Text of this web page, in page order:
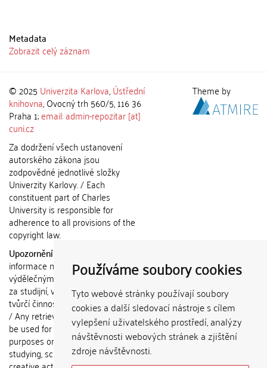
Používáme soubory cookies
Tyto webové stránky používají soubory
cookies a další sledovací nástroje s cílem
vylepšení uživatelského prostředí, analýzy
návštěvnosti webových stránek a zjištění
zdroje návštěvnosti.
Metadata
Zobrazit celý záznam
© 2025 Univerzita Karlova,Ústřední
knihovna, Ovocný trh 560/5, 116 36
Praha 1;email: admin-repozitar [at]
cuni.cz
Za dodržení všech ustanovení
autorského zákona jsou
zodpovědné jednotlivé složky
Univerzity Karlovy. / Each
constituent part of Charles
University is responsible for
adherence to all provisions of the
copyright law.
Upozornění / Notice:
informace nemohou být použity k
výdělečným účelům nebo vydávány
za studijní, vědeckou nebo jinou
tvůrčí činnost jiné osoby než autora.
/ Any retrieved information shall not
be used for any commercial
purposes or claimed as results of
studying, scientific or any other
Theme by